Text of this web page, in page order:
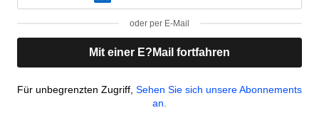
oder per E-Mail
Mit einer E?Mail fortfahren
Für unbegrenzten Zugriff, Sehen Sie sich unsere Abonnements
an.